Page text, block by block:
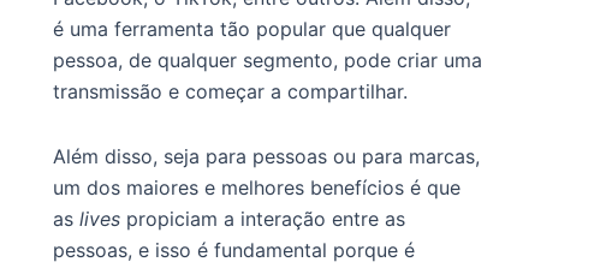
é uma ferramenta tão popular que qualquer
pessoa, de qualquer segmento, pode criar uma
transmissão e começar a compartilhar.
Além disso, seja para pessoas ou para marcas,
um dos maiores e melhores benefícios é que
as livespropiciam a interação entre as
pessoas, e isso é fundamental porque é